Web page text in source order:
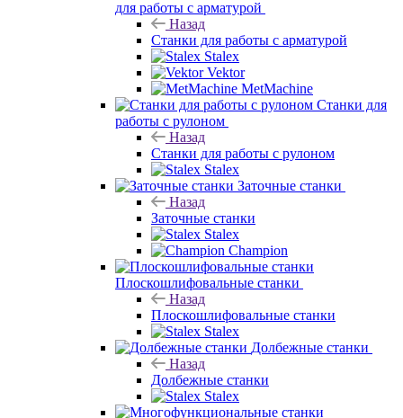
для работы с арматурой
Назад
Станки для работы с арматурой
Stalex
Vektor
MetMachine
Станки для
работы с рулоном
Назад
Станки для работы с рулоном
Stalex
Заточные станки
Назад
Заточные станки
Stalex
Champion
Плоскошлифовальные станки
Назад
Плоскошлифовальные станки
Stalex
Долбежные станки
Назад
Долбежные станки
Stalex